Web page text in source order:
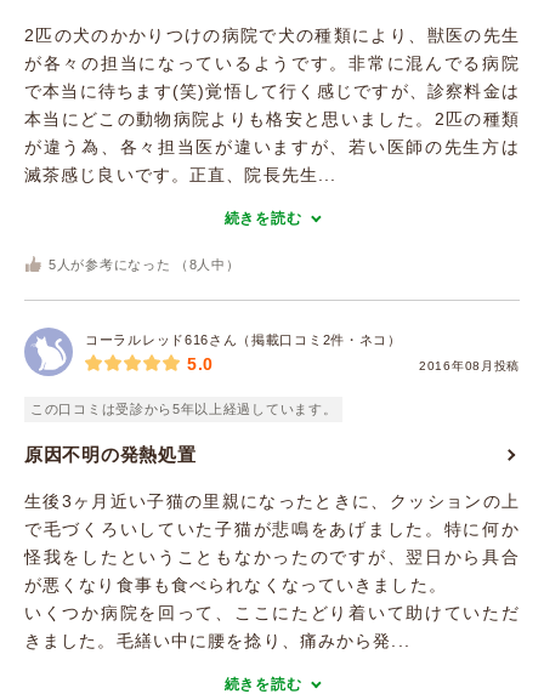
2匹の犬のかかりつけの病院で犬の種類により、獣医の先生
が各々の担当になっているようです。非常に混んでる病院
で本当に待ちます(笑)覚悟して行く感じですが、診察料金は
本当にどこの動物病院よりも格安と思いました。2匹の種類
が違う為、各々担当医が違いますが、若い医師の先生方は
滅茶感じ良いです。正直、院長先生...
続きを読む
5 人が参考になった （ 8 人中）
コーラルレッド616さん（掲載口コミ2件・ネコ）
2016年08月投稿
5.0
この口コミは受診から5年以上経過しています。
原因不明の発熱処置
生後3ヶ月近い子猫の里親になったときに、クッションの上
で毛づくろいしていた子猫が悲鳴をあげました。特に何か
怪我をしたということもなかったのですが、翌日から具合
が悪くなり食事も食べられなくなっていきました。
いくつか病院を回って、ここにたどり着いて助けていただ
きました。毛繕い中に腰を捻り、痛みから発...
続きを読む